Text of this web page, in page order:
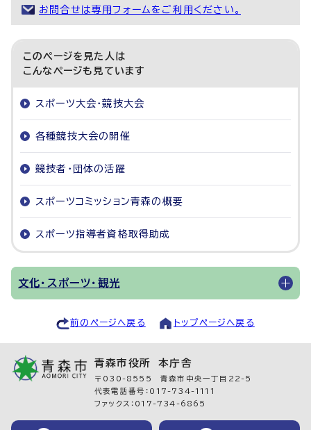
お問合せは専用フォームをご利用ください。
このページを見た人は
こんなページも見ています
スポーツ大会・競技大会
各種競技大会の開催
競技者・団体の活躍
スポーツコミッション青森の概要
スポーツ指導者資格取得助成
文化・スポーツ・観光
前のページへ戻る トップページへ戻る
青森市役所 本庁舎
〒030-8555 青森市中央一丁目22-5
代表電話番号：017-734-1111
ファックス：017-734-6865